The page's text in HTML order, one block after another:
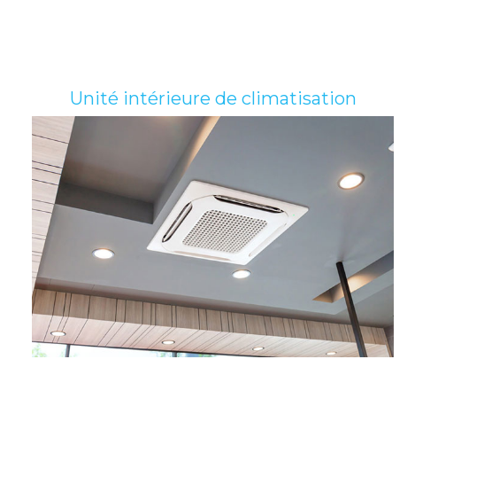
Unité intérieure de climatisation